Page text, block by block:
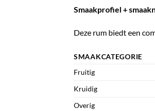
Smaakprofiel +
Deze rum biedt een
SMAAKCATEGORIE
Fruitig
Kruidig
Overig